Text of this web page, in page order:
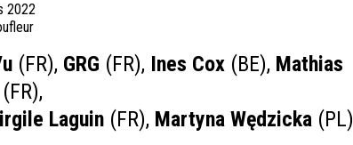
2022
(FR), GRG (FR), Ines Cox (BE), Mathias
(FR),
Laguin(FR), Martyna Wędzicka(PL)